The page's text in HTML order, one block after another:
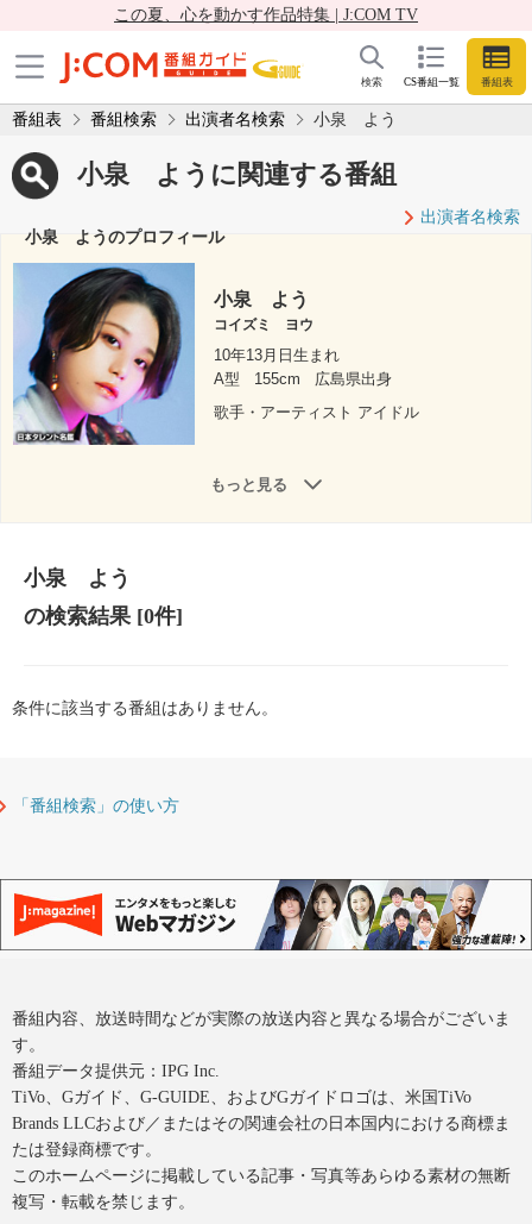
この夏、心を動かす作品特集 | J:COM TV
CS番組一覧 番組表
検索
番組表 番組検索 出演者名検索 小泉 よう
小泉 ように関連する番組
出演者名検索
小泉 ようのプロフィール
小泉 よう
コイズミ ヨウ
10年13月日生まれ
A型
155cm
広島県出身
歌手・アーティスト アイドル
もっと見る
小泉 よう
の検索結果[0件]
条件に該当する番組はありません。
「番組検索」の使い方
番組内容、放送時間などが実際の放送内容と異なる場合がございま
す。
番組データ提供元：IPG Inc.
TiVo、Gガイド、G-GUIDE、およびGガイドロゴは、米国TiVo
Brands LLCおよび／またはその関連会社の日本国内における商標ま
たは登録商標です。
このホームページに掲載している記事・写真等あらゆる素材の無断
複写・転載を禁じます。